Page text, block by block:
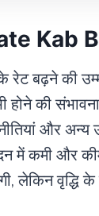
Kab
बढ़ने की
होने की
और अन्य
में कमी और
लेकिन वृद्धि